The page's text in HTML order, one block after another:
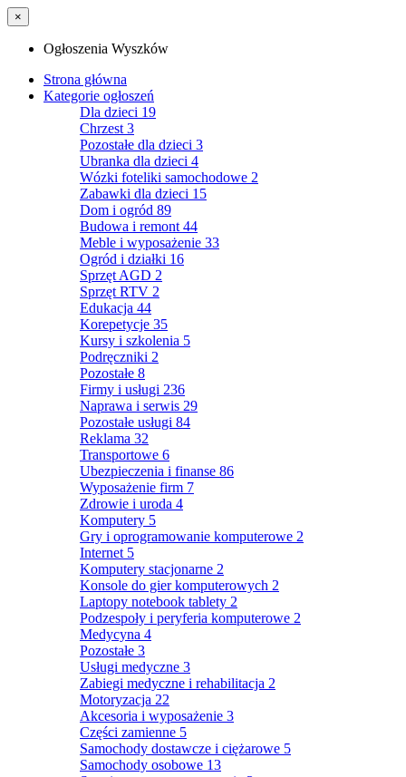
×
Ogłoszenia Wyszków
Strona główna
Kategorie ogłoszeń
Dla dzieci 19
Chrzest 3
Pozostałe dla dzieci 3
Ubranka dla dzieci 4
Wózki foteliki samochodowe 2
Zabawki dla dzieci 15
Dom i ogród 89
Budowa i remont 44
Meble i wyposażenie 33
Ogród i działki 16
Sprzęt AGD 2
Sprzęt RTV 2
Edukacja 44
Korepetycje 35
Kursy i szkolenia 5
Podręczniki 2
Pozostałe 8
Firmy i usługi 236
Naprawa i serwis 29
Pozostałe usługi 84
Reklama 32
Transportowe 6
Ubezpieczenia i finanse 86
Wyposażenie firm 7
Zdrowie i uroda 4
Komputery 5
Gry i oprogramowanie komputerowe 2
Internet 5
Komputery stacjonarne 2
Konsole do gier komputerowych 2
Laptopy notebook tablety 2
Podzespoły i peryferia komputerowe 2
Medycyna 4
Pozostałe 3
Usługi medyczne 3
Zabiegi medyczne i rehabilitacja 2
Motoryzacja 22
Akcesoria i wyposażenie 3
Części zamienne 5
Samochody dostawcze i ciężarowe 5
Samochody osobowe 13